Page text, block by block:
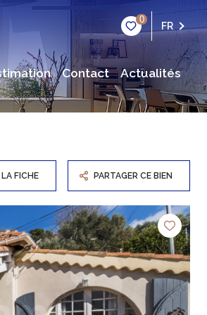
0
FR
contact actualités
FICHE PARTAGER CE BIEN